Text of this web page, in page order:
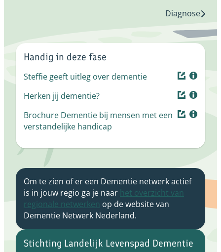
Diagnose
Handig in deze fase
Steffie geeft uitleg over dementie
Herken jij dementie?
Brochure Dementie bij mensen met een
verstandelijke handicap
Om te zien of er een Dementie netwerk actief
is in jouw regio ga je naar het overzicht van
regionale netwerken op de website van
Dementie Netwerk Nederland.
Stichting Landelijk Levenspad Dementie